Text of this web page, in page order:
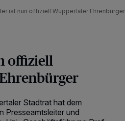
ist nun offiziell Wuppertaler Ehrenbürger
offiziell
Stadtrat hat dem
Presseamtsleiter und